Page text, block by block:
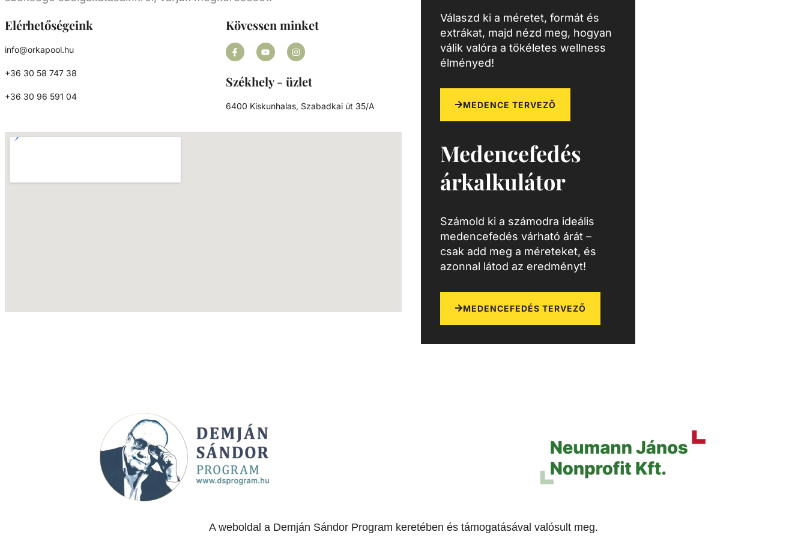
medencék esetében jó opcionális kiegészítő,
egyhelyben teszi lehetővé használója számára a
természetes és a hosszútávú úszás élményét.
Nagy előnye, hogy az úszás tempóját sajátmagunk
alakíthatjuk ki azzal, hogy távolabb, vagy
közelebb úszunk a fúvókákhoz. Számos
előtt mindenképp érdemes felmérni a felhasználói
Elérhetőségeink
info@orkapool.hu
+36 30 58 747 38
+36 30 96 591 04
Kövessen minket
Székhely - üzlet
6400 Kiskunhalas, Szabadkai út 35/A
Válaszd ki a méretet, formát és
extrákat, majd nézd meg, hogyan
válik valóra a tökéletes wellness
élményed!
MEDENCE TERVEZŐ
Medencefedés
árkalkulátor
Számold ki a számodra ideális
medencefedés várható árát –
csak add meg a méreteket, és
azonnal látod az eredményt!
MEDENCEFEDÉS TERVEZŐ
A weboldal a Demján Sándor Program keretében és támogatásával valósult meg.